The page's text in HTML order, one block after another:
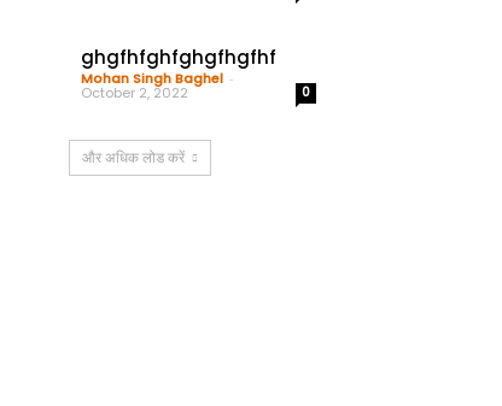
ghgfhfghfghgfhgfhf
Mohan Singh Baghel -
October 2, 2022 0
और अधिक लोड करें